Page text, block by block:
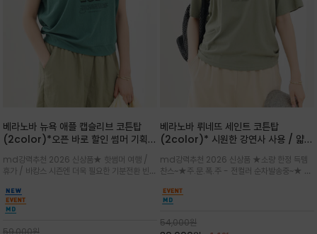
베라노바 뉴욕 애플 캡슬리브 코튼탑
(2color)*오픈 바로 할인 썸머 기획
★ 한정수량 제작 ★ 강연 코튼으로 빈
티지 프린트로 여름 하의와 모두 잘어울
리는 그래픽
md강력추천 2026 신상품★ 핫썸머 여행 /
휴가 / 바캉스 시즌엔 더욱 필요한 기분전환 빈티
부에 산뜻하게 닿는 프리미엄 /답답함 없는 라운
드 넥라인과 자연스럽게 어깨를 감싸는 캡슬리브
디자인이 팔 라인을 더욱 날씬
59,000원
베라노바 뤼네뜨 세인트 코튼탑
(2color)* 시원한 강연사 사용 / 얇고
피부에 잘 달라붙지 않아 통기성이 탁월
md강력추천 2026 신상품 ★소량 한정 득템
찬스~★주.문.폭.주 - 전컬러 순차발송중~★ 감
라인과 여유 있는 스탠다드 핏으로 부담 없이 착
용/과하지 않은 프린트 디테일이 룩에 세련된 위
트를 더해 데일리 룩에 포인트
54,000원